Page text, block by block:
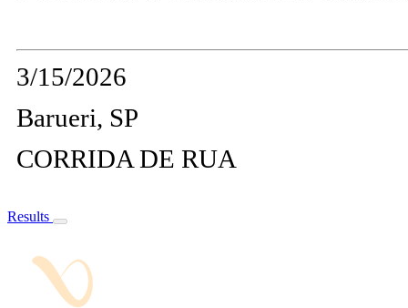
3/15/2026
Barueri, SP
CORRIDA DE RUA
Results